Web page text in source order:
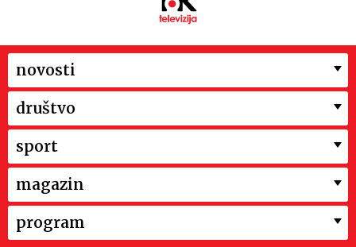
novosti
društvo
sport
magazin
program